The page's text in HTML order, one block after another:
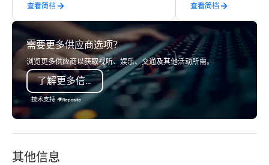
late model luxury vehicles to the
highly experienced and professional
team of chauffeurs and support staff;
you will know quality when you travel
with La Costa Limousine.
查看简档 查看简档
需要更多供应商选项？
浏览更多供应商以获取视听、娱乐、交通及其他活动所需。
了解更多信息
技术支持
其他信息